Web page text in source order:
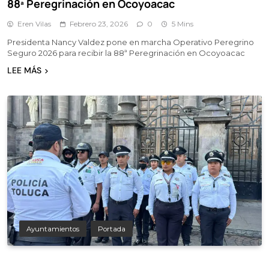
88ª Peregrinación en Ocoyoacac
Eren Vilas Febrero 23, 2026 0 5 Mins
Presidenta Nancy Valdez pone en marcha Operativo Peregrino
Seguro 2026 para recibir la 88ª Peregrinación en Ocoyoacac
LEE MÁS
Ayuntamientos Portada